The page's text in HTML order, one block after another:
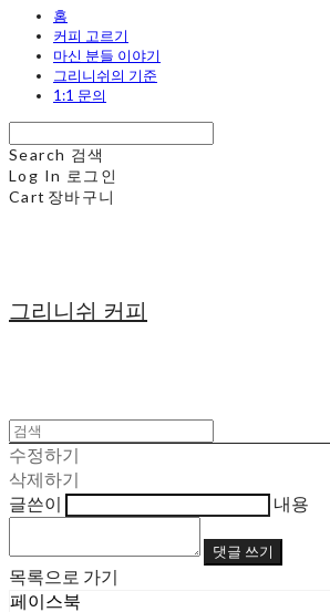
홈
커피 고르기
마신 분들 이야기
그리니쉬의 기준
1:1 문의
Search 검색
Log In 로그인
Cart 장바구니
그리니쉬 커피
수정하기
삭제하기
글쓴이
내용
댓글 쓰기
목록으로 가기
페이스북